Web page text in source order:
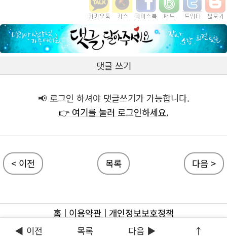
댓글 쓰기
📢 로그인 하셔야 댓글쓰기가 가능합니다.
👉 여기를 눌러 로그인하세요.
< 이전 목록 다음 >
홈 | 이용약관 | 개인정보보호정책
ⓒ 마리아사랑넷
◀ 이전 목록 다음 ▶ ↑